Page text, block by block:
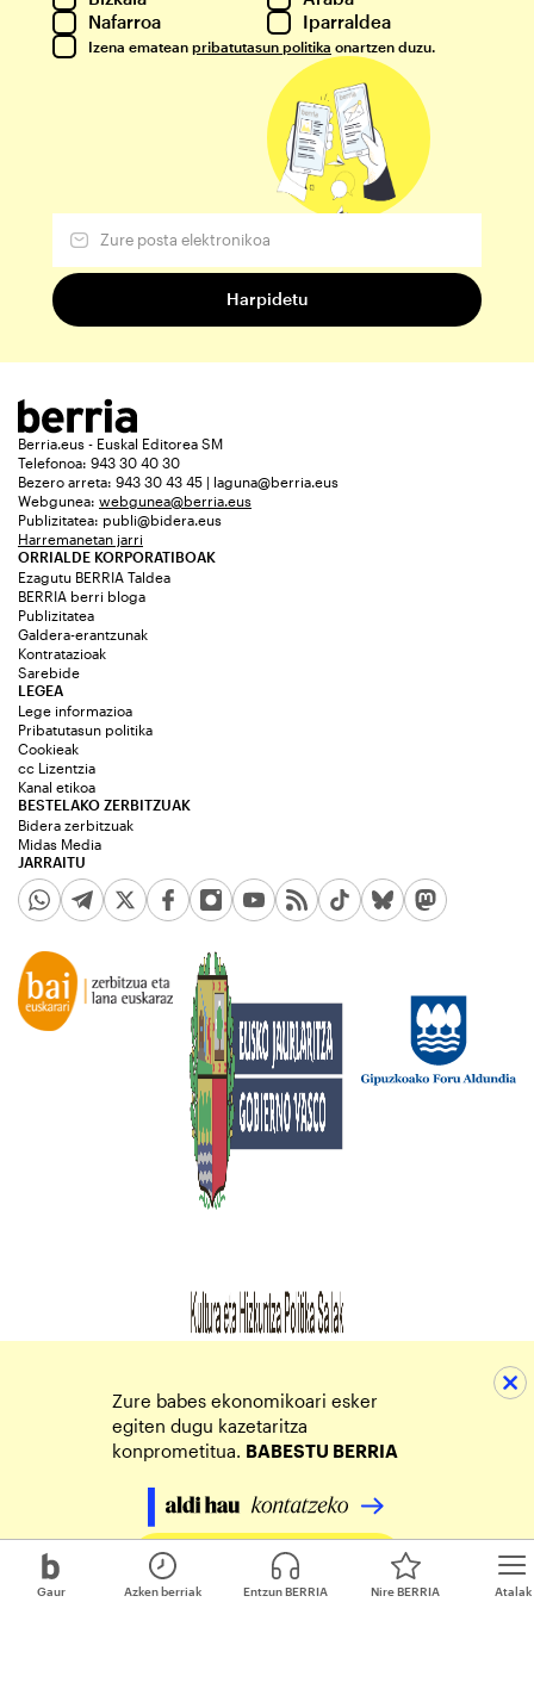
Gaur Atalak
Azken berriak Entzun BERRIA Nire BERRIA
Nafarroa
Iparraldea
Izena ematean pribatutasun politika onartzen duzu.
Berria.eus - Euskal Editorea SM
Telefonoa: 943 30 40 30
Bezero arreta: 943 30 43 45 | laguna@berria.eus
Webgunea: webgunea@berria.eus
Publizitatea: publi@bidera.eus
Harremanetan jarri
ORRIALDE KORPORATIBOAK
Ezagutu BERRIA Taldea
BERRIA berri bloga
Publizitatea
Galdera-erantzunak
Kontratazioak
Sarebide
JARRAITU
LEGEA
Lege informazioa
Pribatutasun politika
Cookieak
cc Lizentzia
Kanal etikoa
BESTELAKO ZERBITZUAK
Bidera zerbitzuak
Midas Media
Zure babes ekonomikoari esker
egiten dugu kazetaritza
konprometitua. BABESTU BERRIA
Egin zure ekarpena